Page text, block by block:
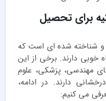
برای تحصیل
و شناخته شده ای است که
خوبی دارند. برخی از این
مهندسی، پزشکی، علوم
دارند. در ادامه،
می کنیم: